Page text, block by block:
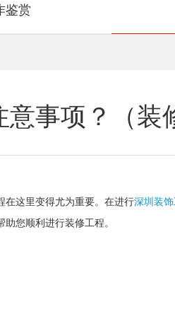
鉴赏
事项？（装
在这里变得尤为重要。在进行深圳装
您顺利进行装修工程。